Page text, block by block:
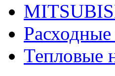
Тепловые